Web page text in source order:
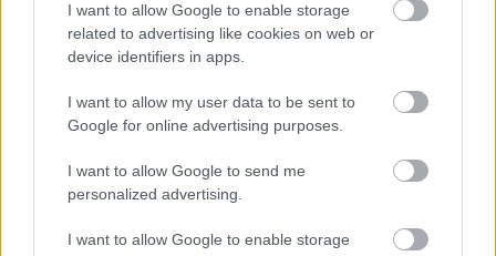
I want to allow Google to enable storage
related to advertising like cookies on web or
device identifiers in apps.
I want to allow my user data to be sent to
Google for online advertising purposes.
I want to allow Google to send me
personalized advertising.
I want to allow Google to enable storage
főcsapástól aztán sokszor eltértünk, végül is utólag
látom, hogy ennél még sokkal hosszabb tapogatózó
időszakra lett volna szükségünk.) Mindegyikünk azt
hitte, hogy tudja mit jelent improvizálni. Meg kellett
próbálnunk megérteni, hogy mitől élnek néha
nagyon szimpla helyzetek, és mitől pukkannak szét a
csodálatosan komplexnek látszó ötletek. Közel 100
improvizáció született, melyből utolsó körben
formájában 7 tisztán improvizációs alapú jelenetet